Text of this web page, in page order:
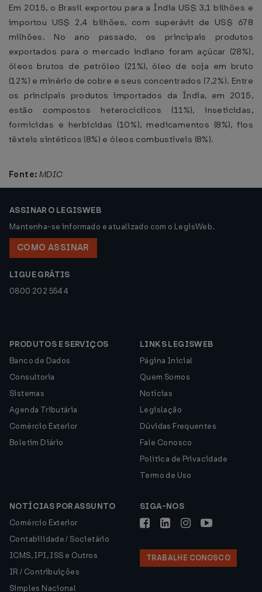
Em 2015, o Brasil exportou para a Índia US$ 3,1 bilhões e
importou US$ 2,4 bilhões, com superávit de US$ 678
milhões. No ano passado, os principais produtos
exportados para o mercado indiano foram açúcar (28%),
óleos brutos de petróleo (21%), óleo de soja em bruto
(12%) e minério de cobre e seus concentrados (7,2%). Entre
os principais produtos importados da Índia, em 2015,
estão compostos heterocíclicos (11%), inseticidas,
formicidas e herbicidas (10%), medicamentos (8%), fios
têxteis sintéticos (8%) e óleos combustíveis (8%).
Fonte: MDIC
ASSINAR O LEGISWEB
Mantenha-se informado e atualizado com o LegisWeb.
COMO ASSINAR
LIGUE GRÁTIS
0800 202 5544
PRODUTOS E SERVIÇOS
Banco de Dados
Consultoria
Sistemas
Agenda Tributária
Comércio Exterior
Boletim Diário
LINKS LEGISWEB
Página Inicial
Quem Somos
Notícias
Legislação
Dúvidas Frequentes
Fale Conosco
Política de Privacidade
Termo de Uso
NOTÍCIAS POR ASSUNTO
Comércio Exterior
Contabilidade / Societário
ICMS, IPI, ISS e Outros
IR / Contribuições
Simples Nacional
SIGA-NOS
TRABALHE CONOSCO